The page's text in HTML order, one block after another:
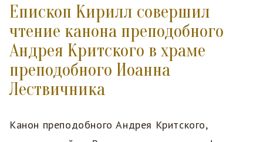
Епископ Кирилл совершил
чтение канона преподобного
Андрея Критского в храме
преподобного Иоанна
Лествичника
Канон преподобного Андрея Критского,